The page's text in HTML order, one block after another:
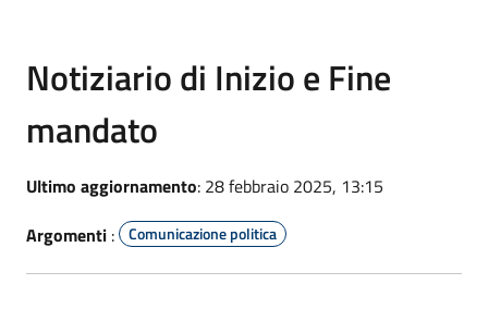
Notiziario di Inizio e Fine
mandato
Ultimo aggiornamento: 28 febbraio 2025, 13:15
Argomenti : Comunicazione politica